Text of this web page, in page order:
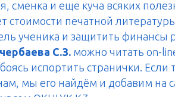
сменка и еще куча всяких
стоимости печатной
ученика и защитить финансы
C.З. можно читать on-
испортить странички.
мы его найдём и добавим на